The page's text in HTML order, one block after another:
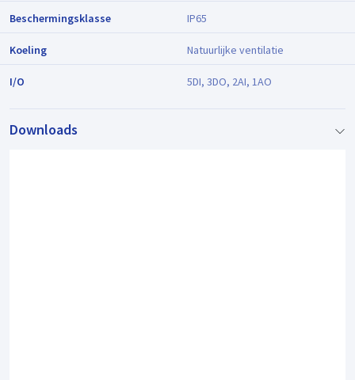
Beschermingsklasse IP65
Koeling Natuurlijke ventilatie
I/O 5DI, 3DO, 2AI, 1AO
Downloads